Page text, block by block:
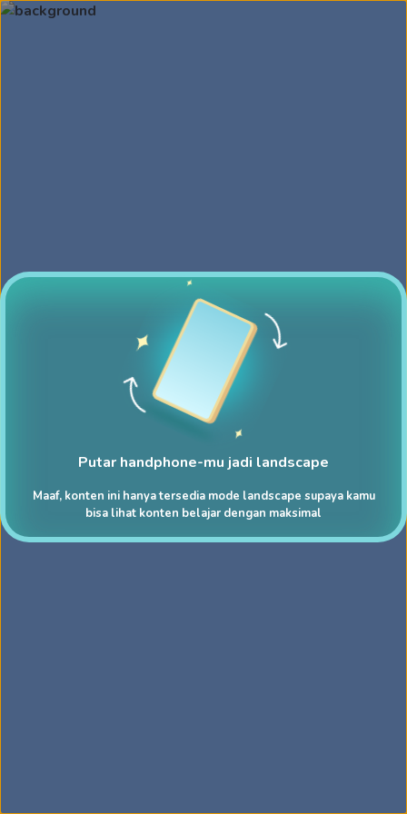
Putar handphone-mu jadi landscape
Maaf, konten ini hanya tersedia mode landscape supaya kamu
bisa lihat konten belajar dengan maksimal